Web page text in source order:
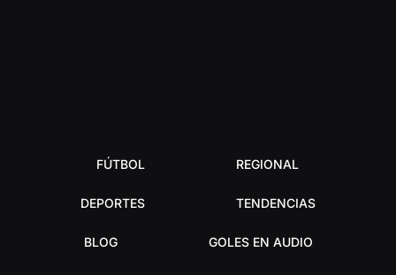
FÚTBOL REGIONAL
DEPORTES TENDENCIAS
BLOG GOLES EN AUDIO